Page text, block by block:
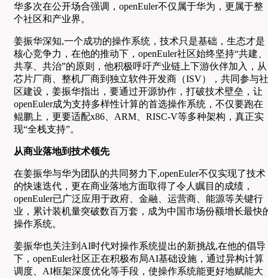
华多次在公开场合强调，openEuler不仅属于华为，更属于整
个社区和产业界。
姜振华深知,一个成功的操作系统，技术只是基础，生态才是
核心竞争力，在他的推动下，openEuler社区始终坚持“共建、
共享、共治”的原则，他积极呼吁产业链上下游伙伴加入，从
芯片厂商、整机厂商到独立软件开发商（ISV），共同参与社
区建设，姜振华指出，要通过开源协作，打破技术壁垒，让
openEuler成为支持多样性计算的首选操作系统，不仅要跑在
鲲鹏上，更要适配x86、ARM、RISC-V等多种架构，真正实
现“全栈支持”。
从商业落地到技术领先
在姜振华与华为团队的共同努力下,openEuler不仅实现了技术
的快速迭代，更在商业落地方面取得了令人瞩目的成绩，
openEuler已广泛应用于政府、金融、运营商、能源等关键行
业，累计装机量突破数百万套，成为中国市场份额增长最快
操作系统。
姜振华也关注到AI时代对操作系统提出的新挑战,在他的倡导
下，openEuler社区正在积极布局AI基础设施，通过异构计算
调度、AI框架深度优化等手段，使操作系统能更好地赋能大